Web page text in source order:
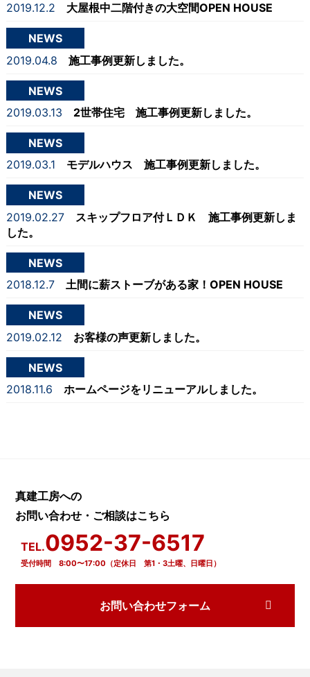
2019.12.2
大屋根中二階付きの大空間OPEN HOUSE
NEWS
2019.04.8
施工事例更新しました。
NEWS
2019.03.13
2世帯住宅 施工事例更新しました。
NEWS
2019.03.1
モデルハウス 施工事例更新しました。
NEWS
2019.02.27
スキップフロア付ＬＤＫ 施工事例更新しま
した。
NEWS
2018.12.7
土間に薪ストーブがある家！OPEN HOUSE
NEWS
2019.02.12
お客様の声更新しました。
NEWS
2018.11.6
ホームページをリニューアルしました。
真建工房への
お問い合わせ・ご相談はこちら
TEL.0952-37-6517
受付時間 8:00〜17:00（定休日 第1・3土曜、日曜日）
お問い合わせフォーム